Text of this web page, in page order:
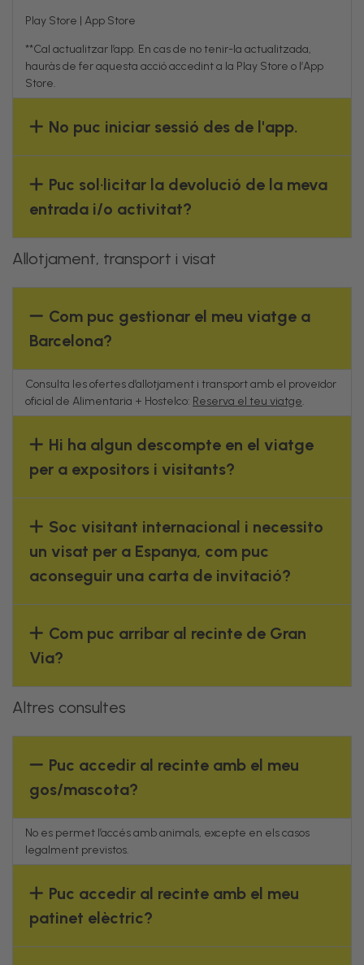
Play Store | App Store
**Cal actualitzar l’app. En cas de no tenir-la actualitzada,
hauràs de fer aquesta acció accedint a la Play Store o l’App
Store.
No puc iniciar sessió des de l'app.
Puc sol·licitar la devolució de la meva
entrada i/o activitat?
Allotjament, transport i visat
Com puc gestionar el meu viatge a
Barcelona?
Consulta les ofertes d’allotjament i transport amb el proveïdor
oficial de Alimentaria + Hostelco: Reserva el teu viatge.
Hi ha algun descompte en el viatge
per a expositors i visitants?
Soc visitant internacional i necessito
un visat per a Espanya, com puc
aconseguir una carta de invitació?
Com puc arribar al recinte de Gran
Via?
Altres consultes
Puc accedir al recinte amb el meu
gos/mascota?
No es permet l’accés amb animals, excepte en els casos
legalment previstos.
Puc accedir al recinte amb el meu
patinet elèctric?